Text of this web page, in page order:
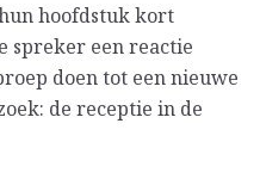
hoofdstuk kort
spreker een reactie
doen tot een nieuwe
de receptie in de